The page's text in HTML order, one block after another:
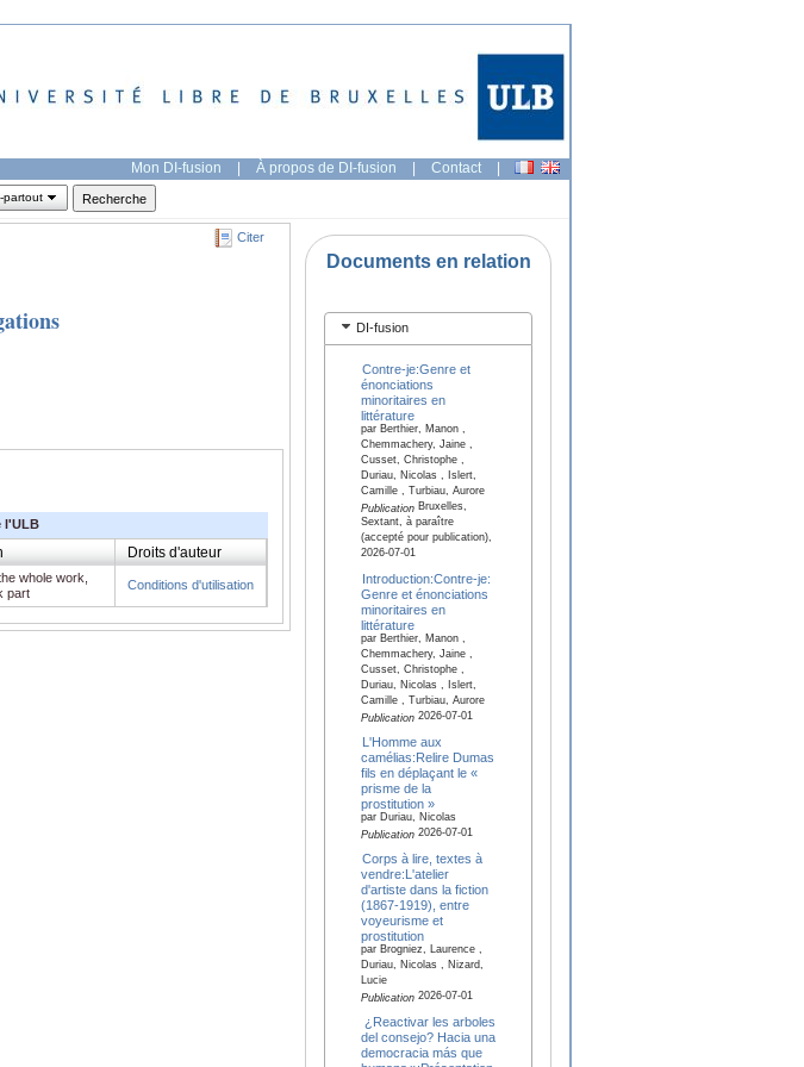
Mon DI-fusion | À propos de DI-fusion | Contact |
partout
Citer
l'ULB
Droits d'auteur
whole work,
part
Conditions d'utilisation
Documents en relation
DI-fusion
Contre-je:Genre et
énonciations
minoritaires en
littérature
par Berthier, Manon ,
Chemmachery, Jaine ,
Cusset, Christophe ,
Duriau, Nicolas , Islert,
Camille , Turbiau, Aurore
PublicationBruxelles,
Sextant, à paraître
(accepté pour publication),
2026-07-01
Introduction:Contre-je:
Genre et énonciations
minoritaires en
littérature
par Berthier, Manon ,
Chemmachery, Jaine ,
Cusset, Christophe ,
Duriau, Nicolas , Islert,
Camille , Turbiau, Aurore
Publication2026-07-01
L'Homme aux
camélias:Relire Dumas
fils en déplaçant le «
prisme de la
prostitution »
par Duriau, Nicolas
Publication2026-07-01
Corps à lire, textes à
vendre:L'atelier
d'artiste dans la fiction
(1867-1919), entre
voyeurisme et
prostitution
par Brogniez, Laurence ,
Duriau, Nicolas , Nizard,
Lucie
Publication2026-07-01
¿Reactivar les arboles
del consejo? Hacia una
democracia más que